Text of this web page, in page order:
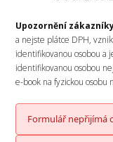
Upozornění zákazníky
a nejste plátce DPH,
identifikovanou osobou a
identifikovanou osobou
e-book na fyzickou osobu
Formulář nepřijímá